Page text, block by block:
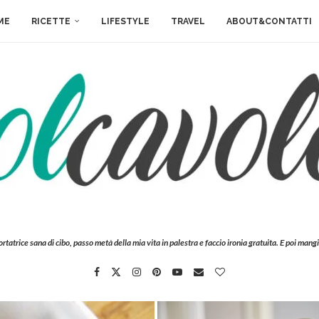
RICETTE LIFESTYLE TRAVEL ABOUT&CONTATTI
sana di cibo, passo metà della mia vita in palestra e faccio ironia gratuita. E poi